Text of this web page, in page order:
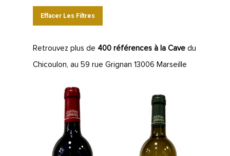
Effacer Les Filtres
Retrouvez plus de 400 références à la Cave du
Chicoulon, au 59 rue Grignan 13006 Marseille